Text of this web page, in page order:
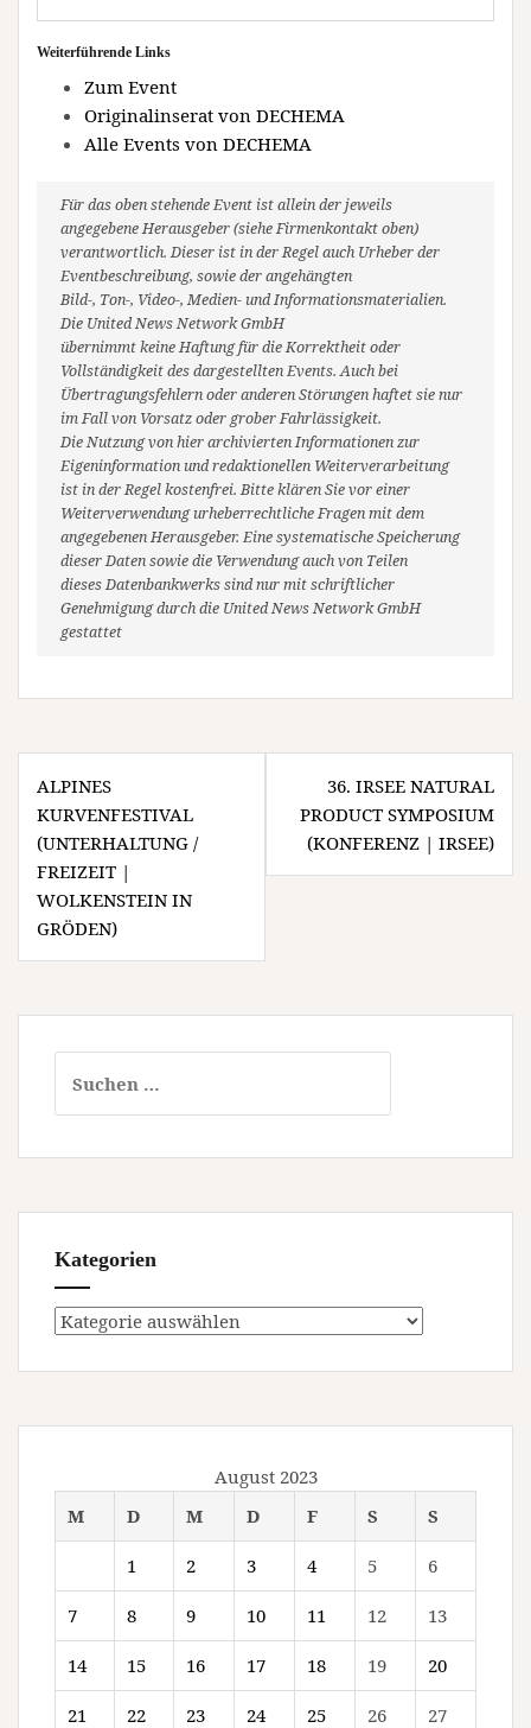
Weiterführende Links
Zum Event
Originalinserat von DECHEMA
Alle Events von DECHEMA
Für das oben stehende Event ist allein der jeweils
angegebene Herausgeber (siehe Firmenkontakt oben)
verantwortlich. Dieser ist in der Regel auch Urheber der
Eventbeschreibung, sowie der angehängten
Bild-, Ton-, Video-, Medien- und Informationsmaterialien.
Die United News Network GmbH
übernimmt keine Haftung für die Korrektheit oder
Vollständigkeit des dargestellten Events. Auch bei
Übertragungsfehlern oder anderen Störungen haftet sie nur
im Fall von Vorsatz oder grober Fahrlässigkeit.
Die Nutzung von hier archivierten Informationen zur
Eigeninformation und redaktionellen Weiterverarbeitung
ist in der Regel kostenfrei. Bitte klären Sie vor einer
Weiterverwendung urheberrechtliche Fragen mit dem
angegebenen Herausgeber. Eine systematische Speicherung
dieser Daten sowie die Verwendung auch von Teilen
dieses Datenbankwerks sind nur mit schriftlicher
Genehmigung durch die United News Network GmbH
gestattet
Beitragsnavigation
ALPINES
KURVENFESTIVAL
(UNTERHALTUNG /
FREIZEIT |
WOLKENSTEIN IN
GRÖDEN)
36. IRSEE NATURAL
PRODUCT SYMPOSIUM
(KONFERENZ | IRSEE)
nach:
Kategorien
Kategorien
August 2023
M
D M D F S S
1 2 3 4 5 6
7 8 9 10 11 12 13
14 15 16 17 18 19 20
21 22 23 24 25 26 27